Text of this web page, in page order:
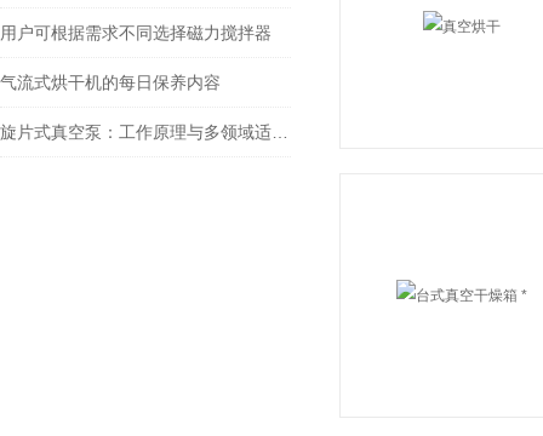
用户可根据需求不同选择磁力搅拌器
气流式烘干机的每日保养内容